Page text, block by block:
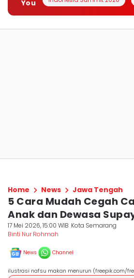
You
Home News Jawa Tengah
5 Cara Mudah Cegah
Anak dan Dewasa
17 Mei 2026, 15:00 WIB Kota Semarang
Binti Nur Rohmah
News Channel
ilustrasi nafsu makan menurun (freepik.com/